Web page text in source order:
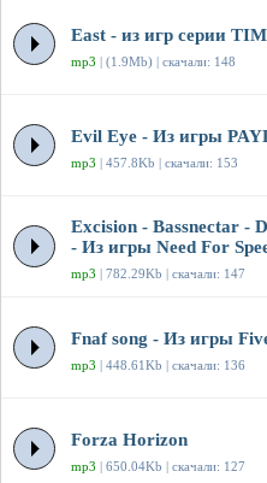
East - из игр серии TIM
mp3 | (1.9Mb) | скачали: 148
Evil Eye - Из игры
mp3 | 457.8Kb | скачали: 153
Excision - Bassnectar -
- Из игры Need For
mp3 | 782.29Kb | скачали: 147
Fnaf song - Из игры
mp3 | 448.61Kb | скачали: 136
Forza Horizon
mp3 | 650.04Kb | скачали: 127